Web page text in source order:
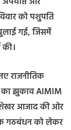
को पशुपति
गई, जिसमें
की।
राजनीतिक
का झुकाव AIMIM
आजाद की ओर
गठबंधन को लेकर